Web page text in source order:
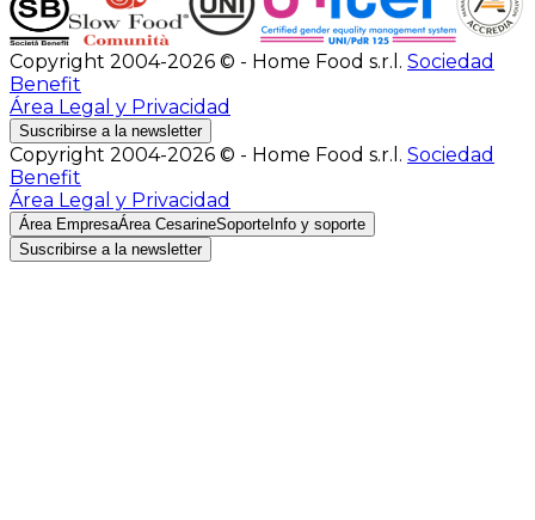
Copyright 2004-2026 © - Home Food s.r.l. Sociedad
Benefit
Área Legal y Privacidad
Suscribirse a la newsletter
Copyright 2004-2026 © - Home Food s.r.l. Sociedad
Benefit
Área Legal y Privacidad
Área EmpresaÁrea CesarineSoporte Info y soporte
Suscribirse a la newsletter